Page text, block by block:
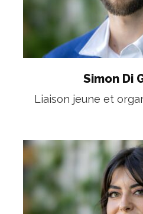
Simon Di
Liaison jeune et